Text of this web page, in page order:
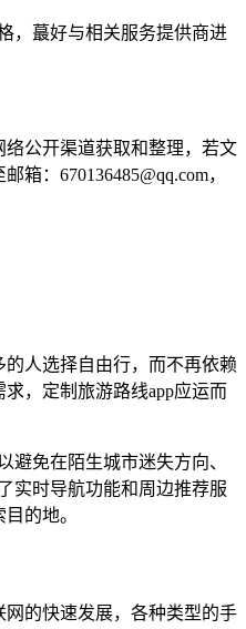
，蕞好与相关服务提供商进
公开渠道获取和整理，若文
箱：670136485@qq.com，
人选择自由行，而不再依赖
，定制旅游路线app应运而
避免在陌生城市迷失方向、
实时导航功能和周边推荐服
的地。
的快速发展，各种类型的手